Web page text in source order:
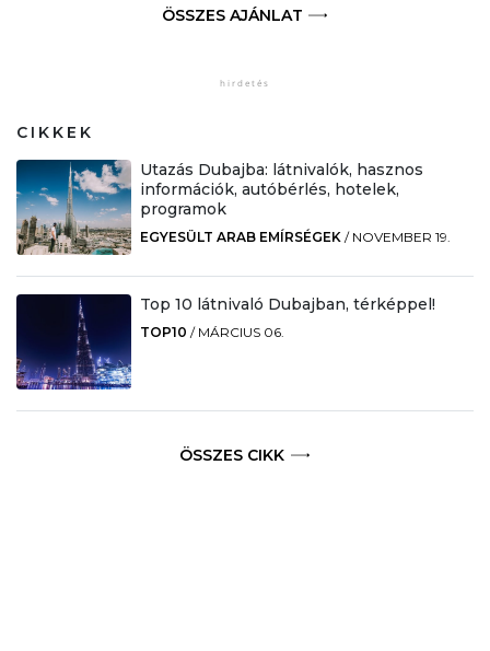
ÖSSZES AJÁNLAT
CIKKEK
Utazás Dubajba: látnivalók, hasznos
információk, autóbérlés, hotelek,
programok
EGYESÜLT ARAB EMÍRSÉGEK / NOVEMBER 19.
Top 10 látnivaló Dubajban, térképpel!
TOP10 / MÁRCIUS 06.
ÖSSZES CIKK